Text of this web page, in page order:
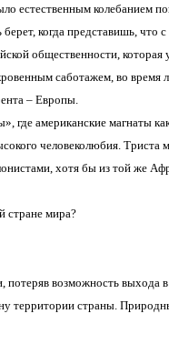
естественным колебанием
когда представишь, что
общественности, которая
саботажем, во время
– Европы.
где американские магнаты
человеколюбия. Триста
хотя бы из той же
стране мира?
возможность выхода
территории страны.